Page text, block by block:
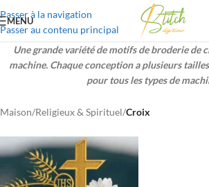
Passer à la navigation
Passer au contenu principal
MENU
Une grande variété de motifs de broderie de
machine. Chaque conception a plusieurs
pour tous les types de
Maison/Religieux & Spirituel/Croix